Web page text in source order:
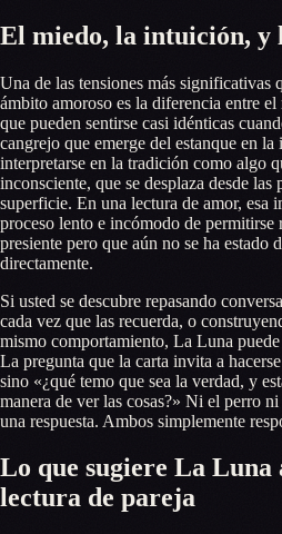
El miedo, la intuición, y
Una de las tensiones más significativas
ámbito amoroso es la diferencia entre
que pueden sentirse casi idénticas
cangrejo que emerge del estanque en la
interpretarse en la tradición como algo
inconsciente, que se desplaza desde las
superficie. En una lectura de amor, esa
proceso lento e incómodo de permitirse
presiente pero que aún no se ha estado
directamente.
Si usted se descubre repasando
cada vez que las recuerda, o
mismo comportamiento, La Luna
La pregunta que la carta invita a
sino «¿qué temo que sea la verdad, y
manera de ver las cosas?» Ni el perro
una respuesta. Ambos simplemente
Lo que sugiere La Luna
lectura de pareja